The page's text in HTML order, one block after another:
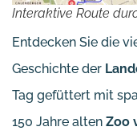
Interaktive Route
Entdecken Sie die
Geschichte der
Tag gefüttert mit
150 Jahre alten Zoo